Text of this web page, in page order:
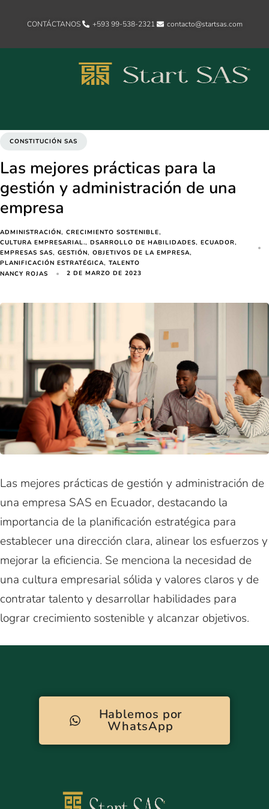
CONTÁCTANOS +593 99-538-2321‬ contacto@startsas.com
CONSTITUCIÓN SAS
Las mejores prácticas para la
gestión y administración de una
empresa
ADMINISTRACIÓN
CRECIMIENTO SOSTENIBLE
CULTURA EMPRESARIAL.
DSARROLLO DE HABILIDADES
ECUADOR
EMPRESAS SAS
GESTIÓN
OBJETIVOS DE LA EMPRESA
PLANIFICACIÓN ESTRATÉGICA TALENTO
NANCY ROJAS
2 DE MARZO DE 2023
Las mejores prácticas de gestión y administración de
una empresa SAS en Ecuador, destacando la
importancia de la planificación estratégica para
establecer una dirección clara, alinear los esfuerzos y
mejorar la eficiencia. Se menciona la necesidad de
una cultura empresarial sólida y valores claros y de
contratar talento y desarrollar habilidades para
lograr crecimiento sostenible y alcanzar objetivos.
Hablemos por
WhatsApp